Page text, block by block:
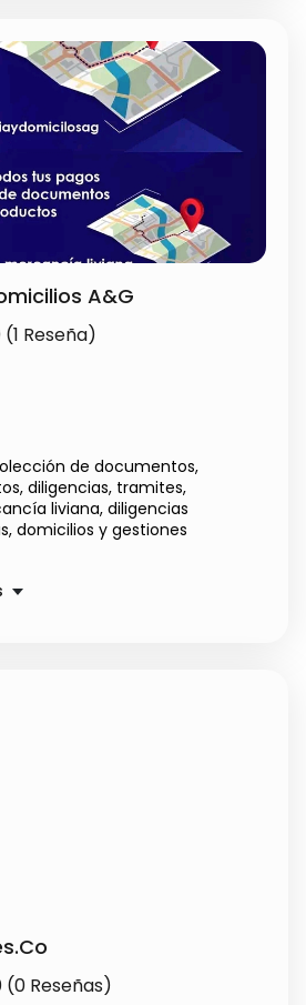
A&G
(1 Reseña)
de documentos,
diligencias, tramites,
liviana, diligencias
domicilios y gestiones
(0 Reseñas)